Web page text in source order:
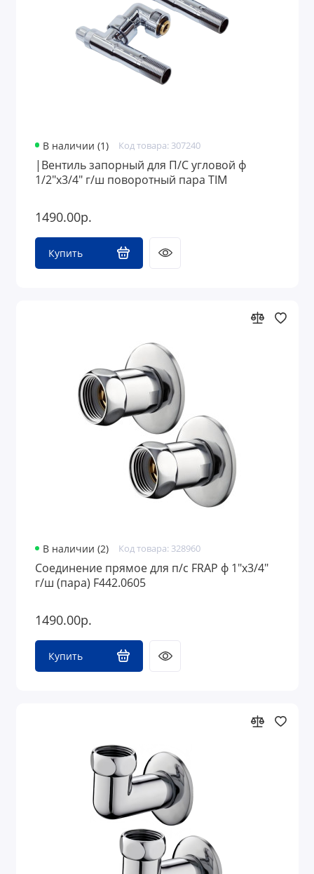
В наличии (1) Код товара: 307240
|Вентиль запорный для П/С угловой ф
1/2"х3/4" г/ш поворотный пара TIM
1490.00р.
Купить
В наличии (2) Код товара: 328960
Соединение прямое для п/с FRAP ф 1"х3/4"
г/ш (пара) F442.0605
1490.00р.
Купить